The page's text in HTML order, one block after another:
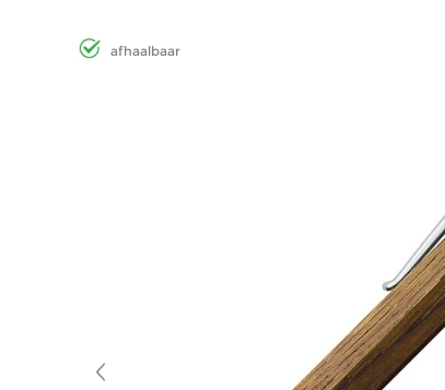
afhaalbaar